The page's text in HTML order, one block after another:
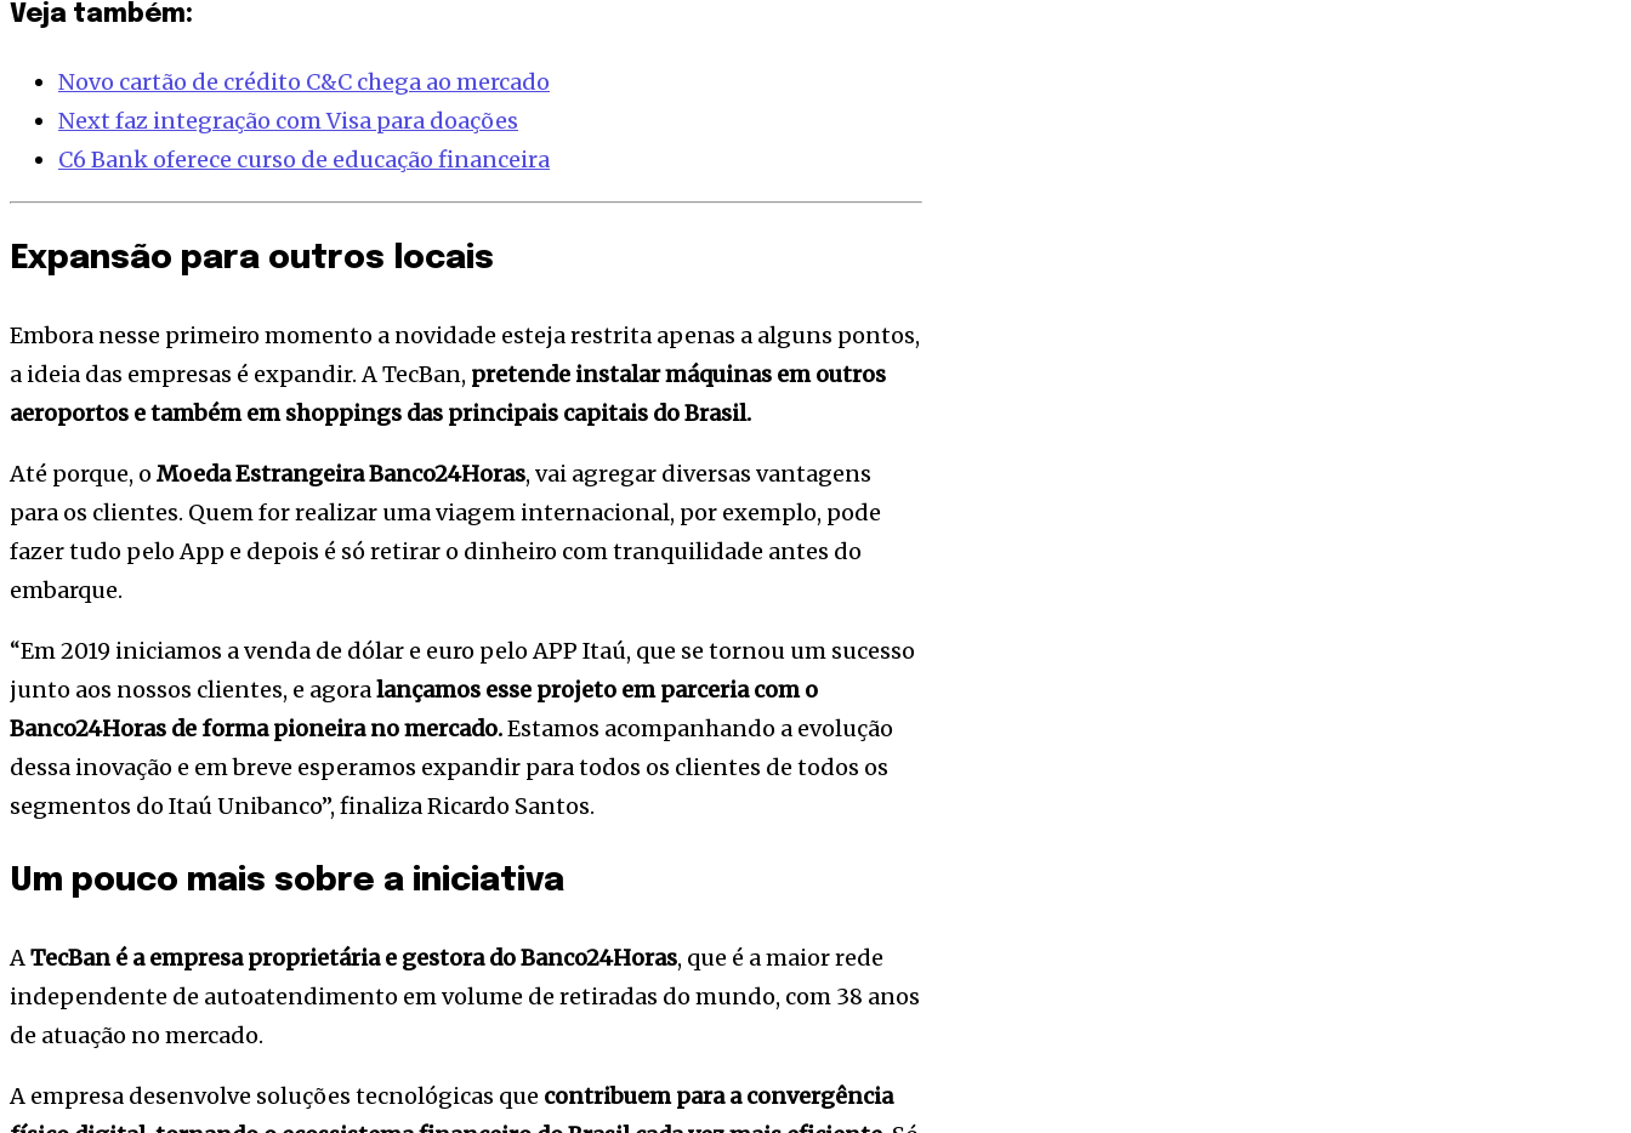
Veja também:
Novo cartão de crédito C&C chega ao mercado
Next faz integração com Visa para doações
C6 Bank oferece curso de educação financeira
Expansão para outros locais
Embora nesse primeiro momento a novidade esteja restrita apenas a alguns pontos,
a ideia das empresas é expandir. A TecBan, pretende instalar máquinas em outros
aeroportos e também em shoppings das principais capitais do Brasil.
Até porque, o Moeda Estrangeira Banco24Horas, vai agregar diversas vantagens
para os clientes. Quem for realizar uma viagem internacional, por exemplo, pode
fazer tudo pelo App e depois é só retirar o dinheiro com tranquilidade antes do
embarque.
“Em 2019 iniciamos a venda de dólar e euro pelo APP Itaú, que se tornou um sucesso
junto aos nossos clientes, e agoralançamos esse projeto em parceria com o
Banco24Horas de forma pioneira no mercado.Estamos acompanhando a evolução
dessa inovação e em breve esperamos expandir para todos os clientes de todos os
segmentos do Itaú Unibanco”, finaliza Ricardo Santos.
Um pouco mais sobre a iniciativa
ATecBan é a empresa proprietária e gestora do Banco24Horas, que é a maior rede
independente de autoatendimento em volume de retiradas do mundo, com 38 anos
de atuação no mercado.
A empresa desenvolve soluções tecnológicas que contribuem para a convergência